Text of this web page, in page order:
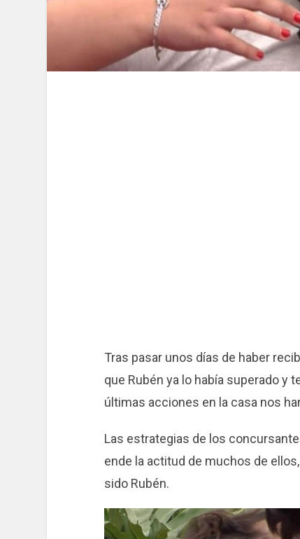
Tras pasar unos días de haber
que Rubén ya lo había superado y
últimas acciones en la casa nos
Las estrategias de los
ende la actitud de muchos de
sido Rubén.